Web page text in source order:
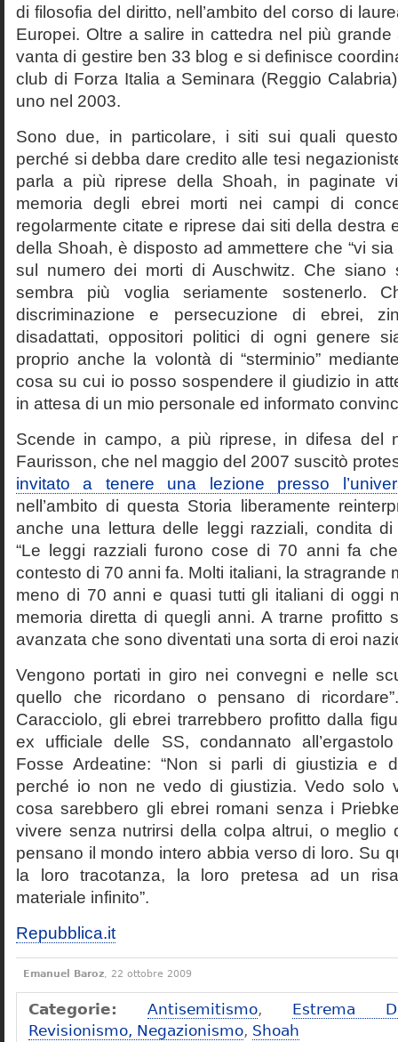
di filosofia del diritto, nell’ambito del corso di
Europei. Oltre a salire in cattedra nel più grande
vanta di gestire ben 33 blog e si definisce
club di Forza Italia a Seminara (Reggio
uno nel 2003.
Sono due, in particolare, i siti sui quali
perché si debba dare credito alle tesi
parla a più riprese della Shoah, in paginate
memoria degli ebrei morti nei campi di
regolarmente citate e riprese dai siti della destra
della Shoah, è disposto ad ammettere che “vi
sul numero dei morti di Auschwitz. Che siano
sembra più voglia seriamente sostenerlo.
discriminazione e persecuzione di ebrei,
disadattati, oppositori politici di ogni genere
proprio anche la volontà di “sterminio”
cosa su cui io posso sospendere il giudizio in
in attesa di un mio personale ed informato
Scende in campo, a più riprese, in difesa del
Faurisson, che nel maggio del 2007 suscitò
invitato a tenere una lezione presso
nell’ambito di questa Storia liberamente
anche una lettura delle leggi razziali, condita di
“Le leggi razziali furono cose di 70 anni fa
contesto di 70 anni fa. Molti italiani, la stragrande
meno di 70 anni e quasi tutti gli italiani di oggi
memoria diretta di quegli anni. A trarne profitto
avanzata che sono diventati una sorta di eroi
Vengono portati in giro nei convegni e nelle
quello che ricordano o pensano di
Caracciolo, gli ebrei trarrebbero profitto dalla
ex ufficiale delle SS, condannato
Fosse Ardeatine: “Non si parli di giustizia e
perché io non ne vedo di giustizia. Vedo solo
cosa sarebbero gli ebrei romani senza i
vivere senza nutrirsi della colpa altrui, o meglio
pensano il mondo intero abbia verso di loro. Su
la loro tracotanza, la loro pretesa ad un
materiale infinito”.
Repubblica.it
Emanuel Baroz, 22 ottobre 2009
Categorie: Antisemitismo, Estrema
Revisionismo, Negazionismo, Shoah